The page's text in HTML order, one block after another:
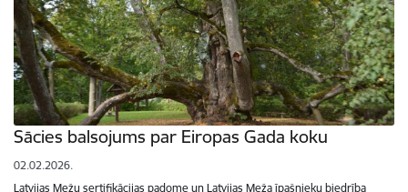
Sācies balsojums par Eiropas Gada koku
02.02.2026.
Latvijas Mežu sertifikācijas padome un Latvijas Meža īpašnieku biedrība